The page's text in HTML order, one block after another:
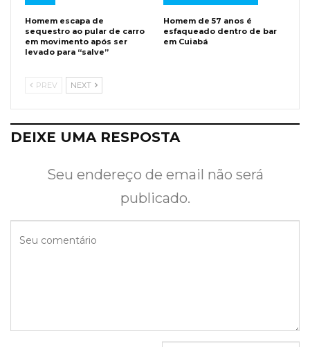
Homem escapa de
sequestro ao pular de carro
em movimento após ser
levado para “salve”
Homem de 57 anos é
esfaqueado dentro de bar
em Cuiabá
PREV NEXT
DEIXE UMA RESPOSTA
Seu endereço de email não será
publicado.